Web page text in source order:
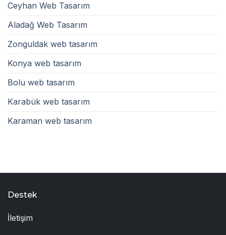
Ceyhan Web Tasarım
Aladağ Web Tasarım
Zonguldak web tasarım
Konya web tasarım
Bolu web tasarım
Karabük web tasarım
Karaman web tasarım
Destek
İletişim